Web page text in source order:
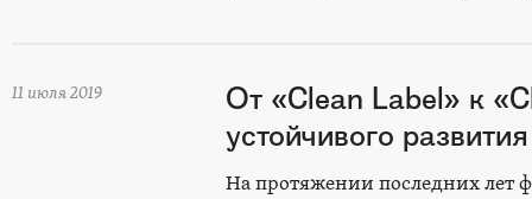
11 июля 2019
От «Clean Label» к
устойчивого развития
На протяжении последних лет